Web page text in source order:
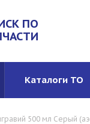
ПО
Каталоги ТО
500 мл Серый